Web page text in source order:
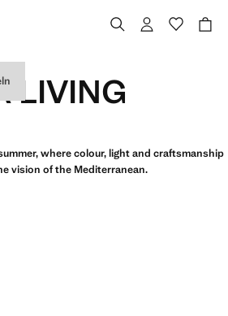
LIVING
where colour, light and craftsmanship
vision of the Mediterranean.
[CHF 25.95 ]
]